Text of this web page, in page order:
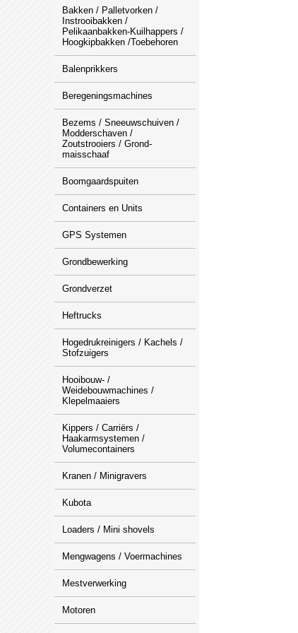
Bakken / Palletvorken /
Instrooibakken /
Pelikaanbakken-Kuilhappers /
Hoogkipbakken /Toebehoren
Balenprikkers
Beregeningsmachines
Bezems / Sneeuwschuiven /
Modderschaven /
Zoutstrooiers / Grond-
maisschaaf
Boomgaardspuiten
Containers en Units
GPS Systemen
Grondbewerking
Grondverzet
Heftrucks
Hogedrukreinigers / Kachels /
Stofzuigers
Hooibouw- /
Weidebouwmachines /
Klepelmaaiers
Kippers / Carriërs /
Haakarmsystemen /
Volumecontainers
Kranen / Minigravers
Kubota
Loaders / Mini shovels
Mengwagens / Voermachines
Mestverwerking
Motoren